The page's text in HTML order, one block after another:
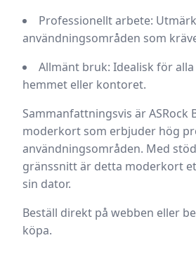
Professionellt arbete:
användningsområden som
Allmänt bruk: Idealisk för
hemmet eller kontoret.
Sammanfattningsvis är
moderkort som erbjuder hög
användningsområden. Med
gränssnitt är detta moderkort
sin dator.
Beställ direkt på webben eller
köpa.